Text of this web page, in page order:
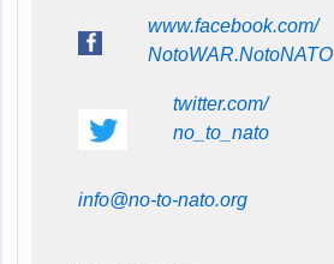
www.facebook.com/
NotoWAR.NotoNATO
twitter.com/
no_to_nato
info@no-to-nato.org